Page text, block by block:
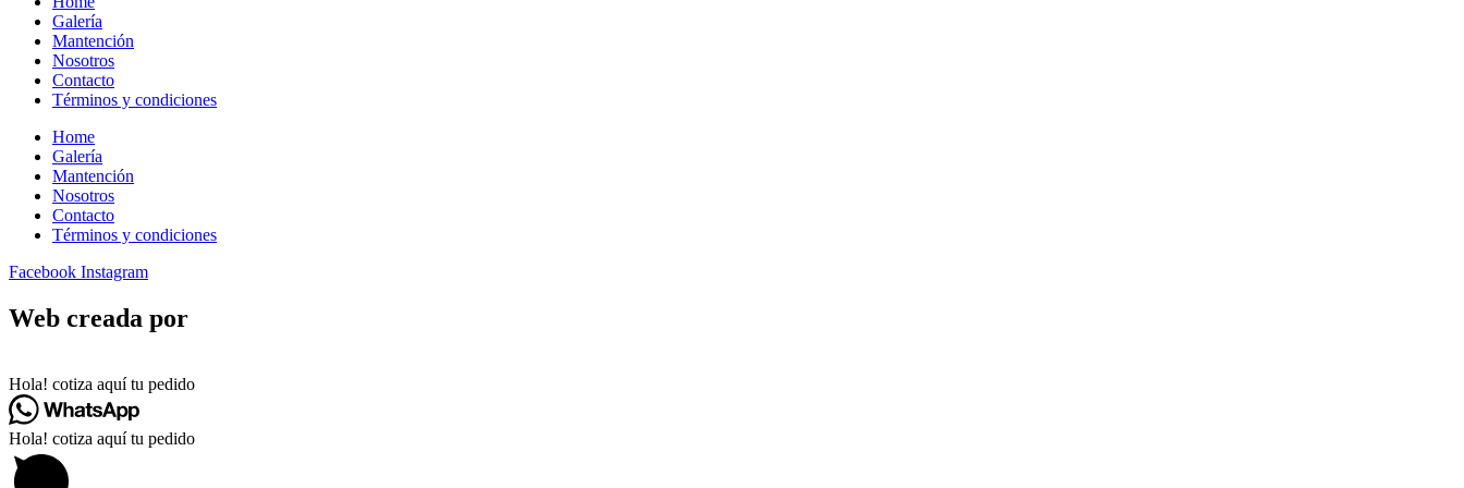
Galería
Mantención
Nosotros
Contacto
Términos y condiciones
Home
Galería
Mantención
Nosotros
Contacto
Términos y condiciones
Facebook Instagram
Web creada por
Hola! cotiza aquí tu pedido
Hola! cotiza aquí tu pedido